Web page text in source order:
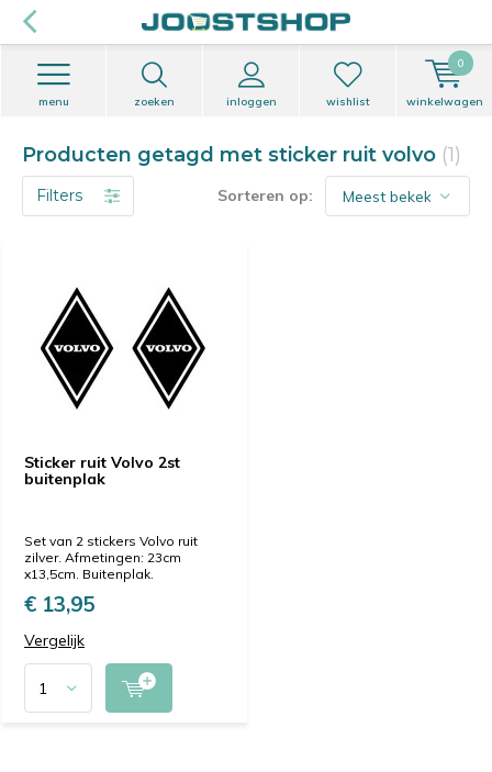
zoeken inloggen
menu wishlist winkelwagen
0
Producten getagd met sticker ruit volvo (1)
Filters Sorteren op:
Sticker ruit Volvo 2st
buitenplak
Set van 2 stickers Volvo ruit
zilver. Afmetingen: 23cm
x13,5cm. Buitenplak.
€ 13,95
Vergelijk